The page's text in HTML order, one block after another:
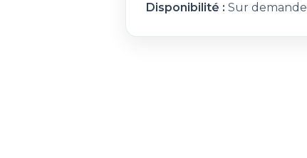
Disponibilité : Sur demande